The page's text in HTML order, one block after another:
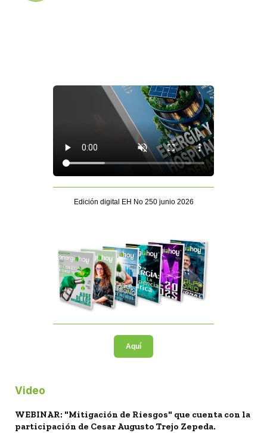
Edición digital EH No 250 junio 2026
Aquí
Video
WEBINAR: "Mitigación de Riesgos" que cuenta con la
participación de Cesar Augusto Trejo Zepeda.